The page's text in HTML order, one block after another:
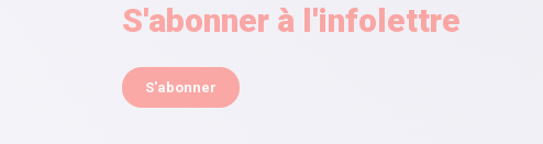
S'abonner à l'infolettre
S'abonner